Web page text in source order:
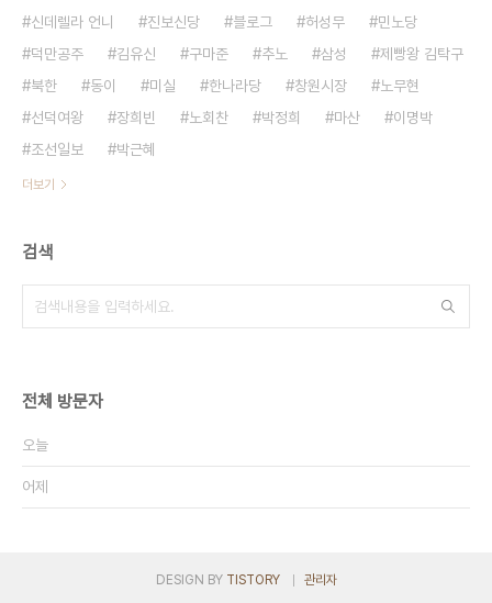
신데렐라 언니
진보신당 블로그 허성무
민노당
덕만공주
김유신 구마준 추노 삼성
제빵왕 김탁구
북한
동이 미실 한나라당 창원시장
노무현
선덕여왕
장희빈 노회찬 박정희 마산
이명박
조선일보
박근혜
더보기
검색
전체 방문자
오늘
어제
DESIGN BY TISTORY 관리자